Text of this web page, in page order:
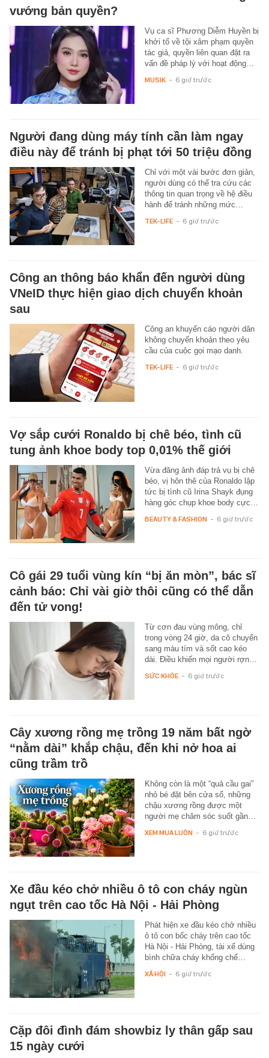
vướng bản quyền?
Vụ ca sĩ Phương Diễm Huyền bị
khởi tố về tội xâm phạm quyền
tác giả, quyền liên quan đặt ra
vấn đề pháp lý với hoạt động…
MUSIK - 6 giờ trước
Người đang dùng máy tính cần làm ngay
điều này để tránh bị phạt tới 50 triệu đồng
Chỉ với một vài bước đơn giản,
người dùng có thể tra cứu các
thông tin quan trọng về hệ điều
hành để tránh những mức…
TEK-LIFE - 6 giờ trước
Công an thông báo khẩn đến người dùng
VNeID thực hiện giao dịch chuyển khoản
sau
Công an khuyến cáo người dân
không chuyển khoản theo yêu
cầu của cuộc gọi mạo danh.
TEK-LIFE - 6 giờ trước
Vợ sắp cưới Ronaldo bị chê béo, tình cũ
tung ảnh khoe body top 0,01% thế giới
Vừa đăng ảnh đáp trả vụ bị chê
béo, vị hôn thê của Ronaldo lập
tức bị tình cũ Irina Shayk đụng
hàng góc chụp khoe body cực…
BEAUTY & FASHION - 6 giờ trước
Cô gái 29 tuổi vùng kín “bị ăn mòn”, bác sĩ
cảnh báo: Chỉ vài giờ thôi cũng có thể dẫn
đến tử vong!
Từ cơn đau vùng mông, chỉ
trong vòng 24 giờ, da cô chuyển
sang màu tím và sốt cao kéo
dài. Điều khiến mọi người rợn…
SỨC KHỎE - 6 giờ trước
Cây xương rồng mẹ trồng 19 năm bất ngờ
“nằm dài” khắp chậu, đến khi nở hoa ai
cũng trầm trồ
Không còn là một “quả cầu gai”
nhỏ bé đặt bên cửa sổ, những
chậu xương rồng được một
người mẹ chăm sóc suốt gần…
XEM MUA LUÔN - 6 giờ trước
Xe đầu kéo chở nhiều ô tô con cháy ngùn
ngụt trên cao tốc Hà Nội - Hải Phòng
Phát hiện xe đầu kéo chở nhiều
ô tô con bốc cháy trên cao tốc
Hà Nội - Hải Phòng, tài xế dùng
bình chữa cháy khống chế…
XÃ HỘI - 6 giờ trước
Cặp đôi đình đám showbiz ly thân gấp sau
15 ngày cưới